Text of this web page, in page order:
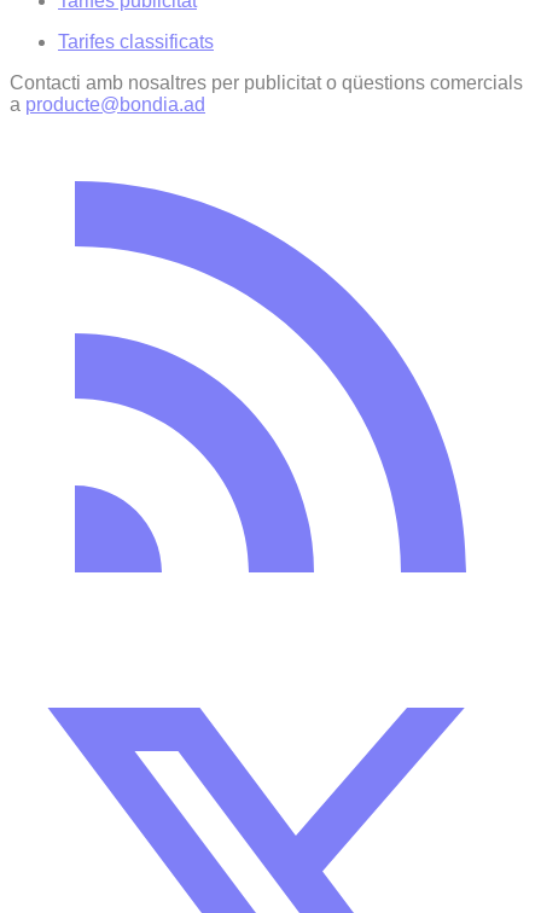
Tarifes classificats
Contacti amb nosaltres per publicitat o qüestions comercials
a producte@bondia.ad